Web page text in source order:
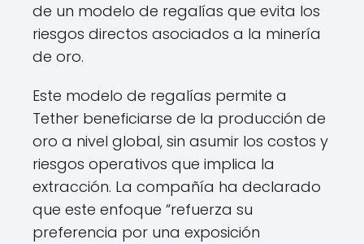
de un modelo de regalías que evita los
riesgos directos asociados a la minería
de oro.
Este modelo de regalías permite a
Tether beneficiarse de la producción de
oro a nivel global, sin asumir los costos y
riesgos operativos que implica la
extracción. La compañía ha declarado
que este enfoque “refuerza su
preferencia por una exposición